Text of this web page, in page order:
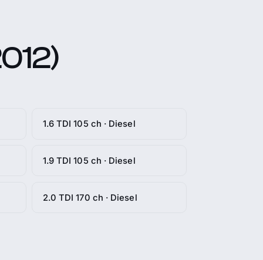
1.6 TDI 105 ch · Diesel
1.9 TDI 105 ch · Diesel
2.0 TDI 170 ch · Diesel